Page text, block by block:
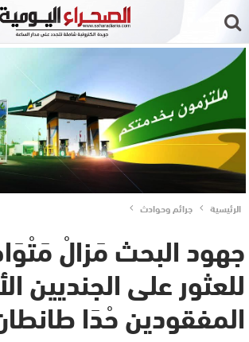
الرئيسية جرائم وحوادث
جهود البحث مَزالْ
للعثور على الجنديين
المفقودين حْدَا